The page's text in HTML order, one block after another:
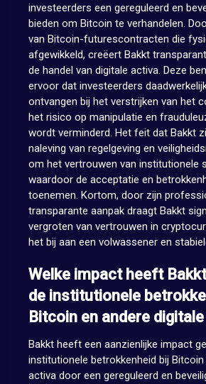
investeerders een gereguleerd en
bieden om Bitcoin te verhandelen.
van Bitcoin-futurescontracten die
afgewikkeld, creëert Bakkt
de handel van digitale activa. Deze
ervoor dat investeerders
ontvangen bij het verstrijken van het
het risico op manipulatie en
wordt verminderd. Het feit dat Bakkt
naleving van regelgeving en
om het vertrouwen van institutionele
waardoor de acceptatie en
toenemen. Kortom, door zijn
transparante aanpak draagt Bakkt
vergroten van vertrouwen in
het bij aan een volwassener en
Welke impact heeft
de institutionele
Bitcoin en andere
Bakkt heeft een aanzienlijke impact
institutionele betrokkenheid bij
activa door een gereguleerd en